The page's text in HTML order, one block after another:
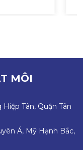
MÔI
Tân, Quận Tân
Á, Mỹ Hạnh Bắc,